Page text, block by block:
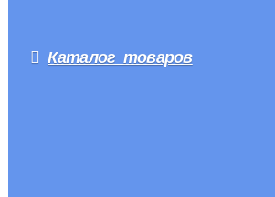
Каталог товаров